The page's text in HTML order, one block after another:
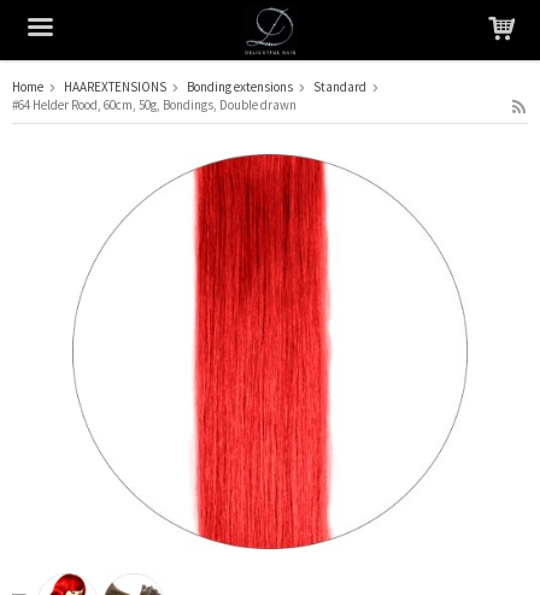
Het product is in je winkelmandje geplaatst
Home HAAREXTENSIONS Bonding extensions
Standard
#64 Helder Rood, 60cm, 50g, Bondings, Double drawn